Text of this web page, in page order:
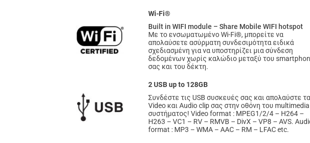
Wi-Fi®
Built in WIFI module – Share Mobile WIFI hotspot
Με το ενσωματωμένο Wi-Fi®, μπορείτε να
απολαύσετε ασύρματη συνδεσιμότητα ειδικά
σχεδιασμένη για να υποστηρίζει μια σύνδεση
δεδομένων χωρίς καλώδιο μεταξύ του
σας και του δέκτη.
2 USB up to 128GB
Συνδέστε τις USB συσκευές σας και απολαύστε τα
Video και Audio clip σας στην οθόνη του multimedia
συστήματος! Video format : MPEG1/2/4 – H264 –
H263 – VC1 – RV – RMVB – DivX – VP8 – AVS.
format : MP3 – WMA – AAC – RM – LFAC etc.